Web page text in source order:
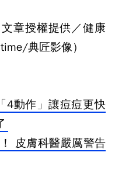
章授權提供／健康
典匠影像）
4動作」讓痘痘更快
皮膚科醫嚴厲警告